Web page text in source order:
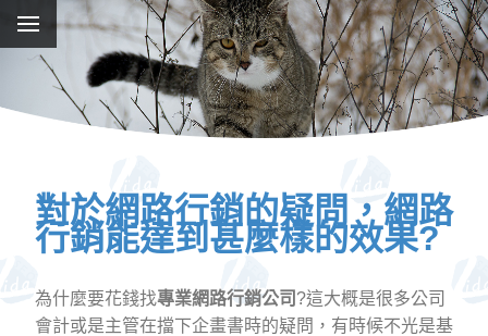
對於網路行銷的疑問，網路
行銷能達到甚麼樣的效果?
為什麼要花錢找專業網路行銷公司 ?這大概是很多公司
會計或是主管在擋下企畫書時的疑問，有時候不光是基